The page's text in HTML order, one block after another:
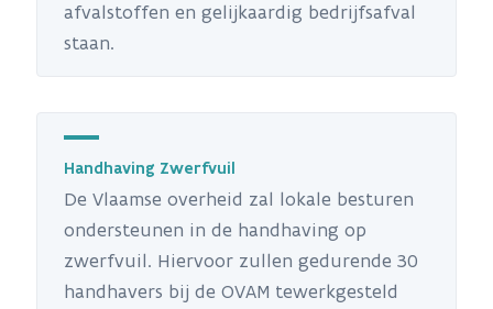
afvalstoffen en gelijkaardig bedrijfsafval
staan.
Handhaving Zwerfvuil
De Vlaamse overheid zal lokale besturen
ondersteunen in de handhaving op
zwerfvuil. Hiervoor zullen gedurende 30
handhavers bij de OVAM tewerkgesteld